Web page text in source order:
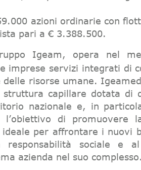
azioni ordinarie con
pari a € 3.388.500.
Igeam, opera nel
imprese servizi integrati di
risorse umane.
capillare dotata di
nazionale e, in
di promuovere
per affrontare i nuovi
sociale e al
azienda nel suo complesso.